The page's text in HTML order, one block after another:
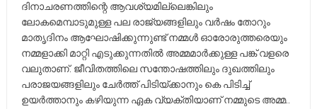
ദിനാചരണത്തിന്റെ ആവശ്യമില്ലെങ്കിലും
ലോകമെമ്പാടുമുള്ള പല രാജ്യങ്ങളിലും വര്‍ഷം തോറും
മാതൃദിനം ആഘോഷിക്കുന്നുണ്ട് നമ്മൾ ഓരോരുത്തരെയും
നമ്മളാക്കി മാറ്റി എടുക്കുന്നതിൽ അമ്മമാർക്കുള്ള പങ്ക് വളരെ
വലുതാണ്. ജീവിതത്തിലെ സന്തോഷത്തിലും ദുഖത്തിലും
പരാജയങ്ങളിലും ചേർത്ത് പിടിയ്ക്കാനും കെ പിടിച്ച്
ഉയർത്താനും കഴിയുന്ന ഏക വ്യക്തിയാണ് നമ്മുടെ അമ്മ..